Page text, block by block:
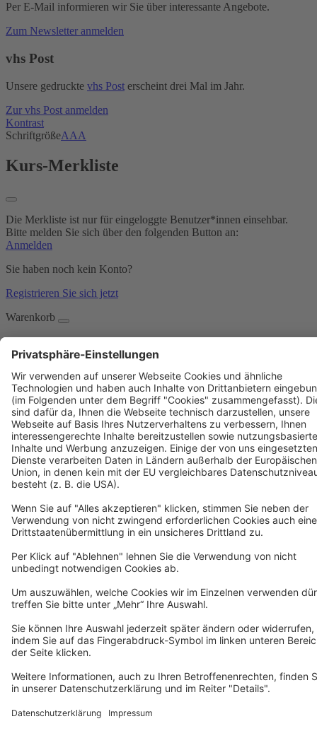
Per E-Mail informieren wir Sie über interessante Angebote.
Zum Newsletter anmelden
vhs Post
Unsere gedruckte vhs Post erscheint drei Mal im Jahr.
Zur vhs Post anmelden
Kontrast
SchriftgrößeAAA
Kurs-Merkliste
Die Merkliste ist nur für eingeloggte Benutzer*innen einsehbar.
Bitte melden Sie sich über den folgenden Button an:
Anmelden
Sie haben noch kein Konto?
Registrieren Sie sich jetzt
Warenkorb
Es befinden sich derzeit keine Kurse/Veranstaltungen in Ihrem
Warenkorb.
Warenkorb aufrufen